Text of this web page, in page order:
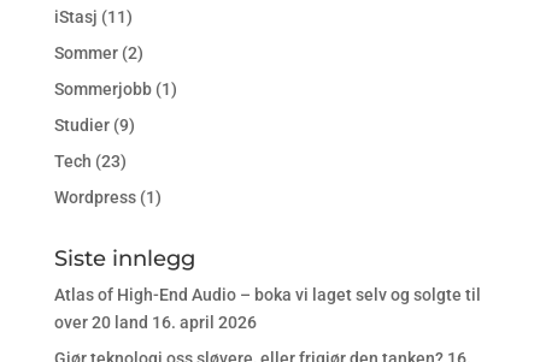
iStasj (11)
Sommer(2)
Sommerjobb(1)
Studier(9)
Tech (23)
Wordpress(1)
Siste innlegg
Atlas of High-End Audio – boka vi laget selv og solgte til
over 20 land 16. april 2026